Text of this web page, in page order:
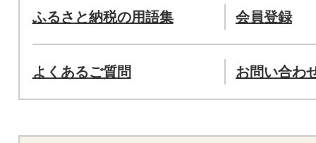
ふるさと納税の用語集 会員登録
よくあるご質問 お問い合わ